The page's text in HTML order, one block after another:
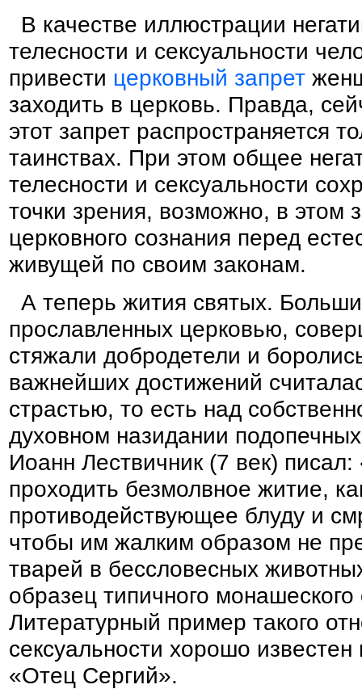
В качестве иллюстрации
телесности и сексуальности
привести церковный запрет
заходить в церковь. Правда,
этот запрет распространяется
таинствах. При этом общее
телесности и сексуальности
точки зрения, возможно, в этом
церковного сознания перед
живущей по своим законам.
А теперь жития святых.
прославленных церковью,
стяжали добродетели и
важнейших достижений
страстью, то есть над
духовном назидании
Иоанн Лествичник (7 век)
проходить безмолвное житие,
противодействующее блуду и
чтобы им жалким образом не
тварей в бессловесных
образец типичного
Литературный пример такого
сексуальности хорошо известен
«Отец Сергий».